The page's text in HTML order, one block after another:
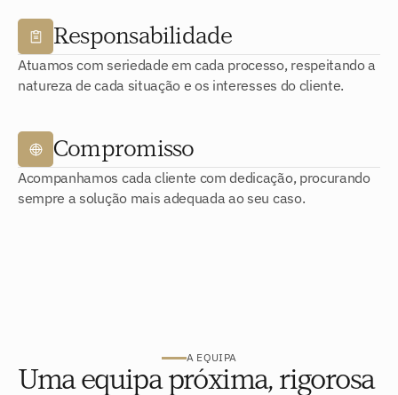
Responsabilidade
Atuamos com seriedade em cada processo, respeitando a
natureza de cada situação e os interesses do cliente.
Compromisso
Acompanhamos cada cliente com dedicação, procurando
sempre a solução mais adequada ao seu caso.
A EQUIPA
Uma equipa próxima, rigorosa